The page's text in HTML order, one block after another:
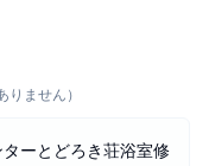
りません）
ーとどろき荘浴室修